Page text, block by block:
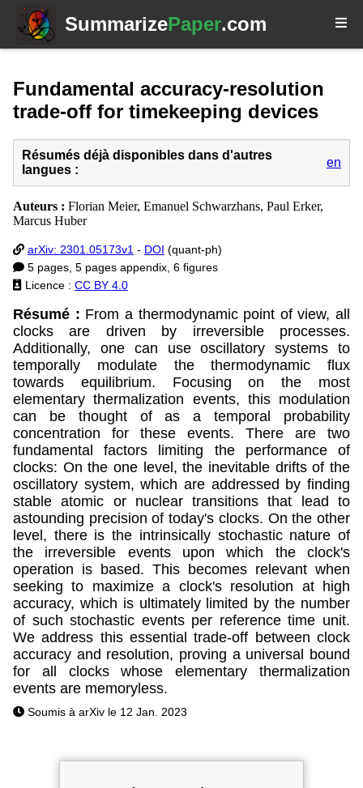
SummarizePaper.com
Fundamental accuracy-resolution
trade-off for timekeeping devices
Résumés déjà disponibles dans d'autres
langues :
en
Auteurs : Florian Meier, Emanuel Schwarzhans, Paul Erker,
Marcus Huber
arXiv: 2301.05173v1 - DOI (quant-ph)
5 pages, 5 pages appendix, 6 figures
Licence : CC BY 4.0
Résumé : From a thermodynamic point of view, all
clocks are driven by irreversible processes.
Additionally, one can use oscillatory systems to
temporally modulate the thermodynamic flux
towards equilibrium. Focusing on the most
elementary thermalization events, this modulation
can be thought of as a temporal probability
concentration for these events. There are two
fundamental factors limiting the performance of
clocks: On the one level, the inevitable drifts of the
oscillatory system, which are addressed by finding
stable atomic or nuclear transitions that lead to
astounding precision of today's clocks. On the other
level, there is the intrinsically stochastic nature of
the irreversible events upon which the clock's
operation is based. This becomes relevant when
seeking to maximize a clock's resolution at high
accuracy, which is ultimately limited by the number
of such stochastic events per reference time unit.
We address this essential trade-off between clock
accuracy and resolution, proving a universal bound
for all clocks whose elementary thermalization
events are memoryless.
Soumis à arXiv le 12 Jan. 2023